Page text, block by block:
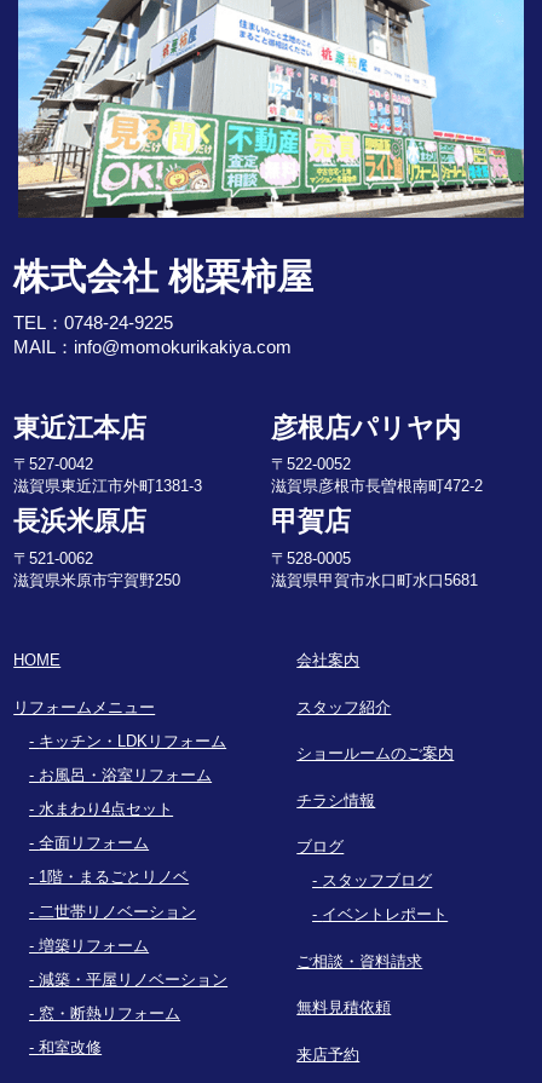
株式会社 桃栗柿屋
TEL：0748-24-9225
MAIL： info@momokurikakiya.com
東近江本店
〒527-0042
滋賀県東近江市外町1381-3
彦根店パリヤ内
〒522-0052
滋賀県彦根市長曽根南町472-2
長浜米原店
〒521-0062
滋賀県米原市宇賀野250
甲賀店
〒528-0005
滋賀県甲賀市水口町水口5681
HOME
リフォームメニュー
キッチン・LDKリフォーム
お風呂・浴室リフォーム
水まわり4点セット
全面リフォーム
1階・まるごとリノベ
二世帯リノベーション
増築リフォーム
減築・平屋リノベーション
窓・断熱リフォーム
和室改修
会社案内
スタッフ紹介
ショールームのご案内
チラシ情報
ブログ
スタッフブログ
イベントレポート
ご相談・資料請求
無料見積依頼
来店予約